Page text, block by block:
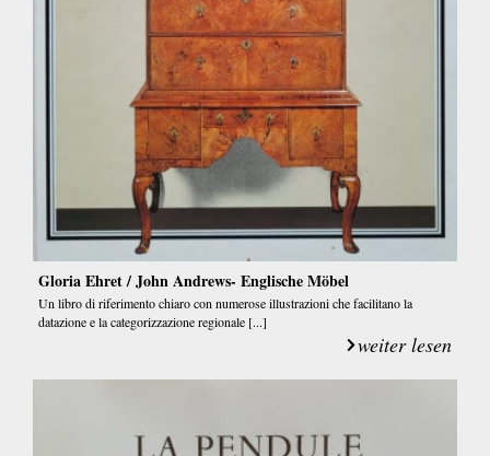
Gloria Ehret / John Andrews- Englische Möbel
Un libro di riferimento chiaro con numerose illustrazioni che facilitano la
datazione e la categorizzazione regionale [...]
weiter lesen